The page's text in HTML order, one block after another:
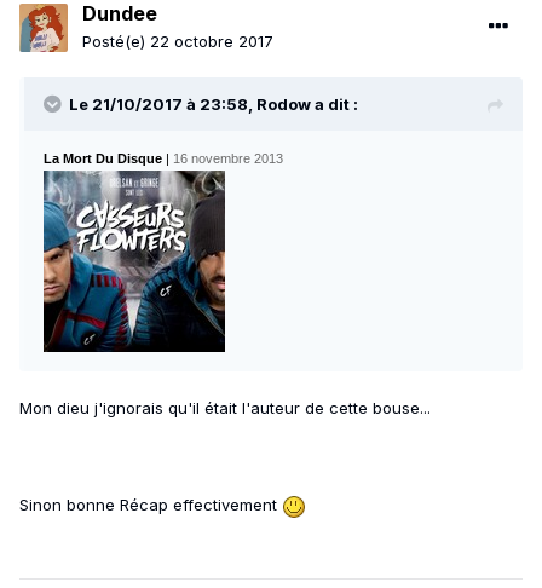
Dundee
Posté(e) 22 octobre 2017
Le 21/10/2017 à 23:58, Rodow a dit :
La Mort Du Disque 16 novembre 2013
Mon dieu j'ignorais qu'il était l'auteur de cette bouse...
Sinon bonne Récap effectivement